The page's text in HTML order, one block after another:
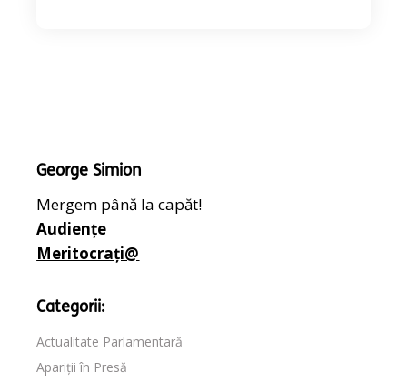
George Simion
Mergem până la capăt!
Audiențe
Meritocrați@
Categorii:
Actualitate Parlamentară
Apariții în Presă